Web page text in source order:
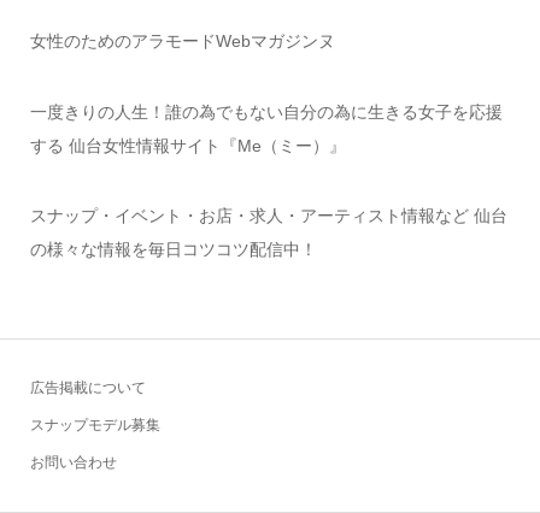
女性のためのアラモードWebマガジンヌ
一度きりの人生！誰の為でもない自分の為に生きる女子を応援
する 仙台女性情報サイト『Me（ミー）』
スナップ・イベント・お店・求人・アーティスト情報など 仙台
の様々な情報を毎日コツコツ配信中！
広告掲載について
スナップモデル募集
お問い合わせ